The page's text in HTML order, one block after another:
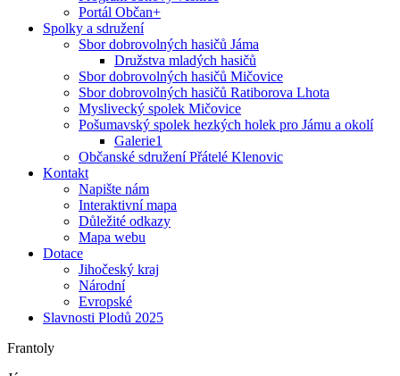
Portál Občan+
Spolky a sdružení
Sbor dobrovolných hasičů Jáma
Družstva mladých hasičů
Sbor dobrovolných hasičů Mičovice
Sbor dobrovolných hasičů Ratiborova Lhota
Myslivecký spolek Mičovice
Pošumavský spolek hezkých holek pro Jámu a okolí
Galerie1
Občanské sdružení Přátelé Klenovic
Kontakt
Napište nám
Interaktivní mapa
Důležité odkazy
Mapa webu
Dotace
Jihočeský kraj
Národní
Evropské
Slavnosti Plodů 2025
Frantoly